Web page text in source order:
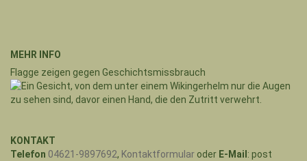
MEHR INFO
Flagge zeigen gegen Geschichtsmissbrauch
KONTAKT
Telefon 04621-9897692, Kontaktformular oder E-Mail : post